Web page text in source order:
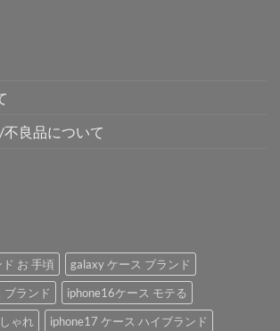
良品について
お 手頃
galaxy ケース ブランド
ブランド
iphone16ケース モテる
ゃれ
iphone17 ケース ハイブランド